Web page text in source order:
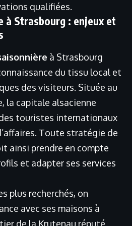
qualifiées.
à Strasbourg : enjeux et
à Strasbourg
du tissu local et
des visiteurs. Située au
la capitale alsacienne
touristes internationaux
Toute stratégie de
ainsi prendre en compte
et adapter ses services
plus recherchés, on
avec ses maisons à
de la Krutenau réputé